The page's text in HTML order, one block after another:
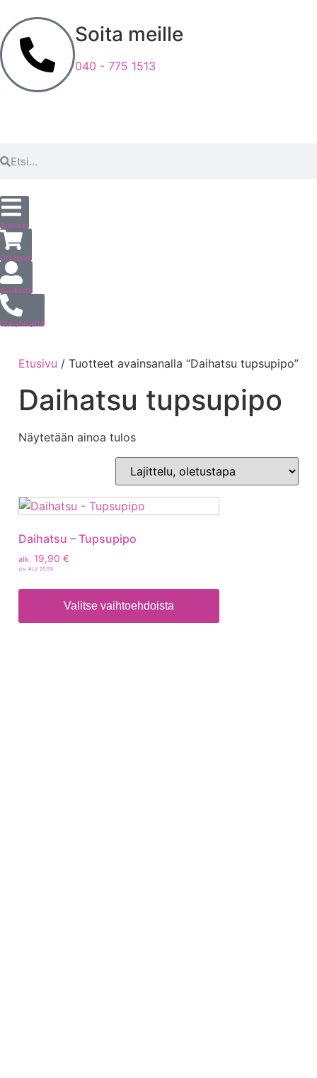
Soita meille
040 - 775 1513
Tuotteet
Ostoskori
Asiakastili
Ota yhteyttä
Etusivu / Tuotteet avainsanalla “Daihatsu tupsupipo”
Daihatsu tupsupipo
Näytetään ainoa tulos
Daihatsu – Tupsupipo
alk. 19,90 €
sis. ALV 25,5%
Valitse vaihtoehdoista